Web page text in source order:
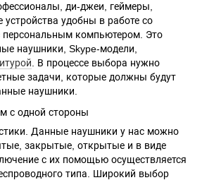
ди-джеи, геймеры,
устройства удобны в работе со
персональным компьютером. Это
наушники, Skype-модели,
. В процессе выбора нужно
задачи, которые должны будут
наушники.
Данные наушники у нас можно
закрытые, открытые и в виде
с их помощью осуществляется
типа. Широкий выбор